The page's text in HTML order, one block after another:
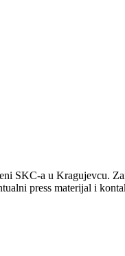
SKC-a u Kragujevcu.
press materijal i